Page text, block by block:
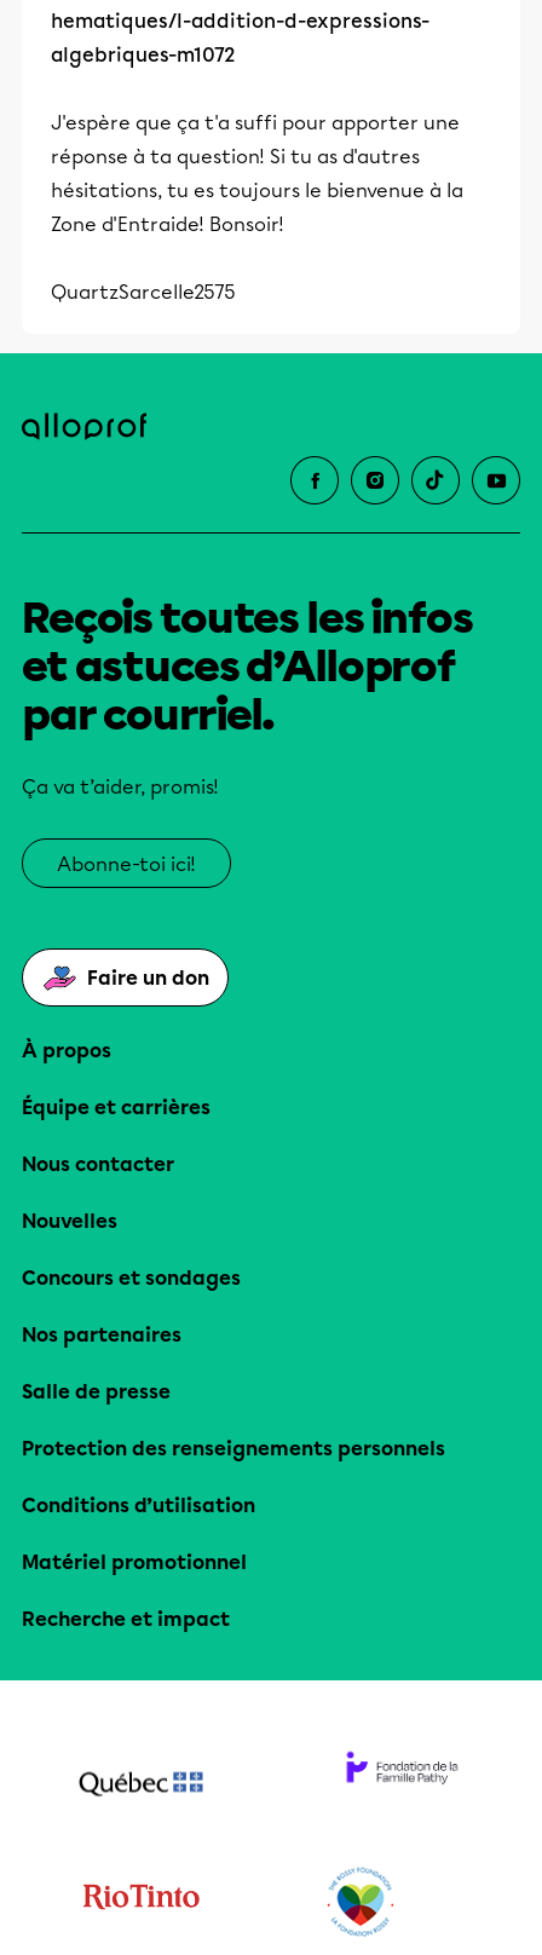
hematiques/l-addition-d-expressions-
algebriques-m1072
J'espère que ça t'a suffi pour apporter une
réponse à ta question! Si tu as d'autres
hésitations, tu es toujours le bienvenue à la
Zone d'Entraide! Bonsoir!
QuartzSarcelle2575
Reçois toutes les infos
et astuces d’Alloprof
par courriel.
Ça va t’aider, promis!
Abonne-toi ici!
Faire un don
À propos
Équipe et carrières
Nous contacter
Nouvelles
Concours et sondages
Nos partenaires
Salle de presse
Protection des renseignements personnels
Conditions d’utilisation
Matériel promotionnel
Recherche et impact